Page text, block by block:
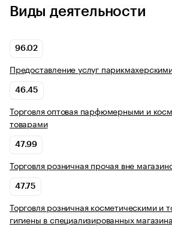
Виды деятельности
96.02
Предоставление услуг
46.45
Торговля оптовая парфюмерными и
товарами
47.99
Торговля розничная прочая вне
47.75
Торговля розничная косметическими и
гигиены в специализированных